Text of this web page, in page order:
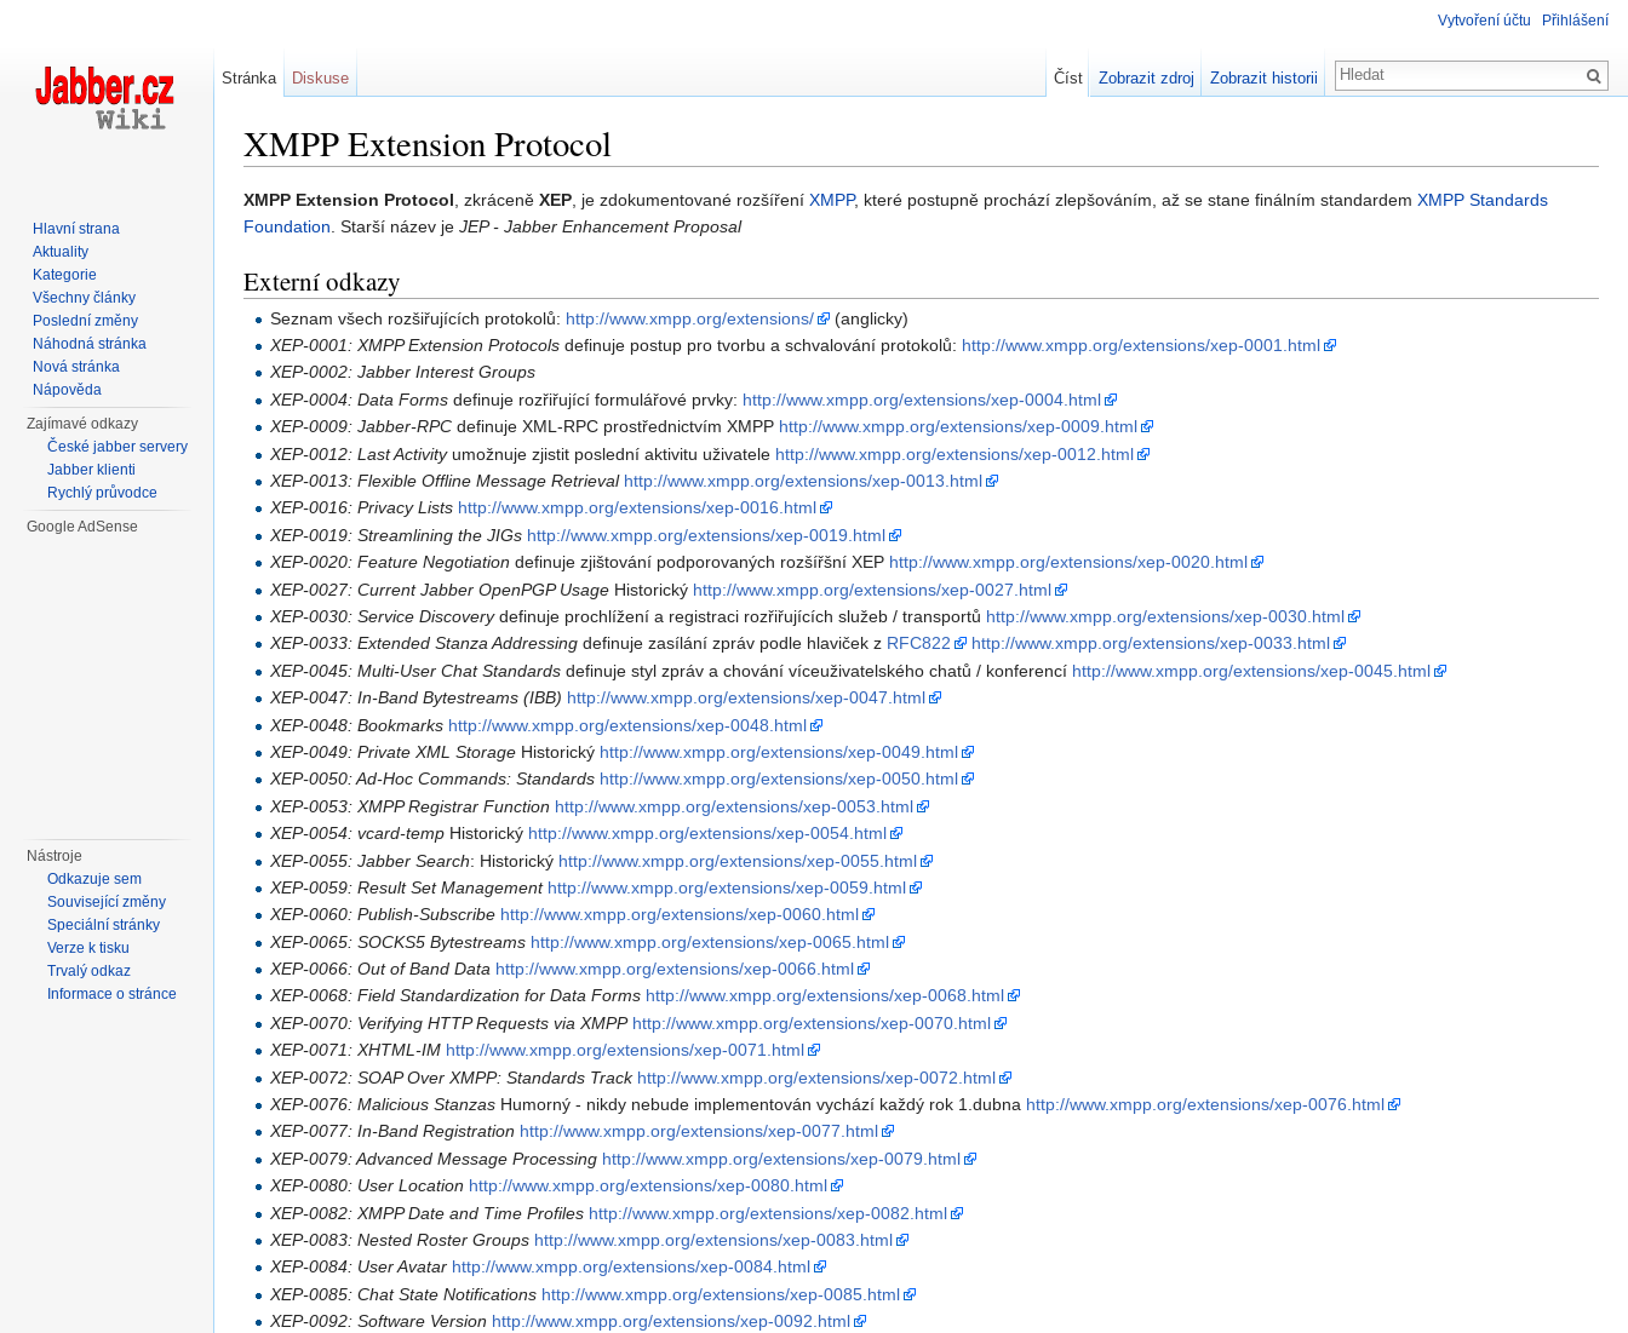
XMPP Extension Protocol
XMPP Extension Protocol, zkráceně XEP, je zdokumentované rozšíření XMPP, které postupně prochází zlepšováním, až se stane finálním standardem XMPP Standards
Foundation. Starší název je JEP - Jabber Enhancement Proposal
Externí odkazy
Seznam všech rozšiřujících protokolů: http://www.xmpp.org/extensions/
(anglicky)
XEP-0001: XMPP Extension Protocols definuje postup pro tvorbu a schvalování protokolů: http://www.xmpp.org/extensions/xep-0001.html
XEP-0002: Jabber Interest Groups
XEP-0004: Data Forms definuje rozřiřující formulářové prvky: http://www.xmpp.org/extensions/xep-0004.html
XEP-0009: Jabber-RPC definuje XML-RPC prostřednictvím XMPP http://www.xmpp.org/extensions/xep-0009.html
XEP-0012: Last Activityumožnuje zjistit poslední aktivitu uživatele http://www.xmpp.org/extensions/xep-0012.html
XEP-0013: Flexible Offline Message Retrieval http://www.xmpp.org/extensions/xep-0013.html
XEP-0016: Privacy Lists http://www.xmpp.org/extensions/xep-0016.html
XEP-0019: Streamlining the JIGs http://www.xmpp.org/extensions/xep-0019.html
XEP-0020: Feature Negotiation definuje zjištování podporovaných rozšířšní XEP http://www.xmpp.org/extensions/xep-0020.html
XEP-0027: Current Jabber OpenPGP Usage Historický http://www.xmpp.org/extensions/xep-0027.html
XEP-0030: Service Discoverydefinuje prochlížení a registraci rozřiřujících služeb / transportů http://www.xmpp.org/extensions/xep-0030.html
XEP-0033: Extended Stanza Addressing definuje zasílání zpráv podle hlaviček z RFC822
http://www.xmpp.org/extensions/xep-0033.html
XEP-0045: Multi-User Chat Standards definuje styl zpráv a chování víceuživatelského chatů / konferencí http://www.xmpp.org/extensions/xep-0045.html
XEP-0047: In-Band Bytestreams (IBB) http://www.xmpp.org/extensions/xep-0047.html
XEP-0048: Bookmarks http://www.xmpp.org/extensions/xep-0048.html
XEP-0049: Private XML Storage Historický http://www.xmpp.org/extensions/xep-0049.html
XEP-0050: Ad-Hoc Commands: Standards http://www.xmpp.org/extensions/xep-0050.html
XEP-0053: XMPP Registrar Function http://www.xmpp.org/extensions/xep-0053.html
XEP-0054: vcard-temp Historický http://www.xmpp.org/extensions/xep-0054.html
XEP-0055: Jabber Search: Historický http://www.xmpp.org/extensions/xep-0055.html
XEP-0059: Result Set Management http://www.xmpp.org/extensions/xep-0059.html
XEP-0060: Publish-Subscribe http://www.xmpp.org/extensions/xep-0060.html
XEP-0065: SOCKS5 Bytestreams http://www.xmpp.org/extensions/xep-0065.html
XEP-0066: Out of Band Data http://www.xmpp.org/extensions/xep-0066.html
XEP-0068: Field Standardization for Data Forms http://www.xmpp.org/extensions/xep-0068.html
XEP-0070: Verifying HTTP Requests via XMPP http://www.xmpp.org/extensions/xep-0070.html
XEP-0071: XHTML-IM http://www.xmpp.org/extensions/xep-0071.html
XEP-0072: SOAP Over XMPP: Standards Track http://www.xmpp.org/extensions/xep-0072.html
XEP-0076: Malicious Stanzas Humorný - nikdy nebude implementován vychází každý rok 1.dubna http://www.xmpp.org/extensions/xep-0076.html
XEP-0077: In-Band Registration http://www.xmpp.org/extensions/xep-0077.html
XEP-0079: Advanced Message Processing http://www.xmpp.org/extensions/xep-0079.html
XEP-0080: User Location http://www.xmpp.org/extensions/xep-0080.html
XEP-0082: XMPP Date and Time Profiles http://www.xmpp.org/extensions/xep-0082.html
XEP-0083: Nested Roster Groups http://www.xmpp.org/extensions/xep-0083.html
XEP-0084: User Avatar http://www.xmpp.org/extensions/xep-0084.html
XEP-0085: Chat State Notifications http://www.xmpp.org/extensions/xep-0085.html
XEP-0092: Software Version http://www.xmpp.org/extensions/xep-0092.html
Vytvoření účtu Přihlášení
Stránka Diskuse Číst Zobrazit zdroj Zobrazit historii
Hlavní strana
Aktuality
Kategorie
Všechny články
Poslední změny
Náhodná stránka
Nová stránka
Nápověda
Zajímavé odkazy
České jabber servery
Jabber klienti
Rychlý průvodce
Google AdSense
Nástroje
Odkazuje sem
Související změny
Speciální stránky
Verze k tisku
Trvalý odkaz
Informace o stránce